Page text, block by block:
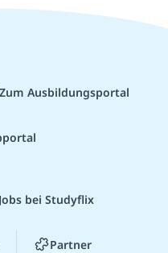
Zum Ausbildungsportal
bei Studyflix
Partner